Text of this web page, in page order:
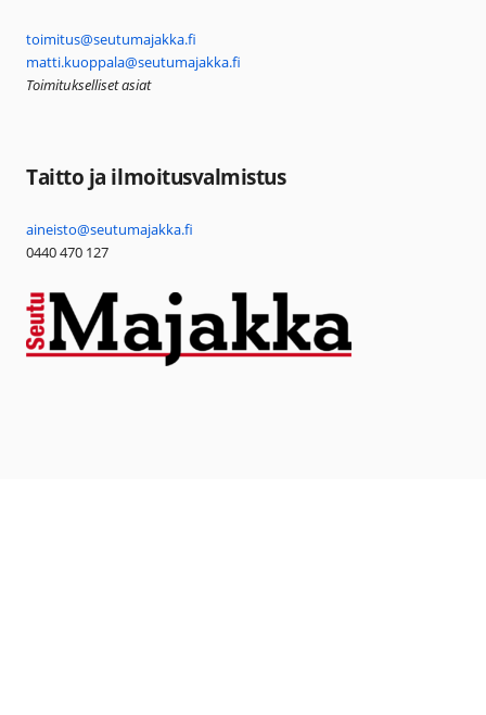
toimitus@seutumajakka.fi
matti.kuoppala@seutumajakka.fi
Toimitukselliset asiat
Taitto ja ilmoitusvalmistus
aineisto@seutumajakka.fi
0440 470 127